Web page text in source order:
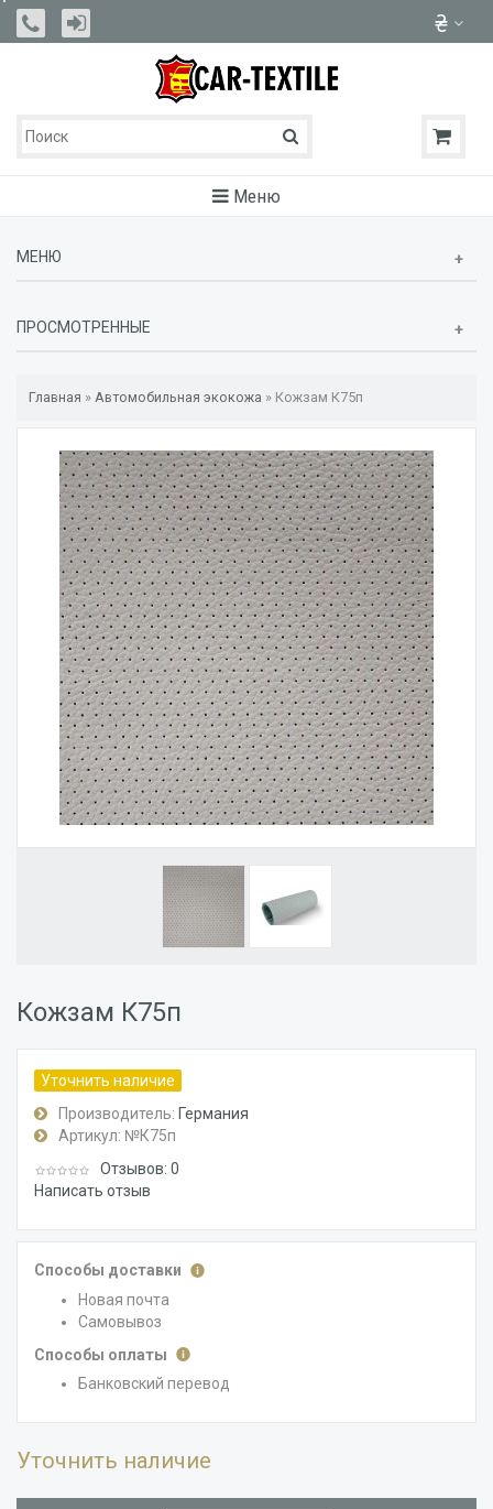
Меню
МЕНЮ
ПРОСМОТРЕННЫЕ
Главная » Автомобильная экокожа » Кожзам К75п
Кожзам К75п
Уточнить наличие
Производитель: Германия
Артикул: №К75п
Отзывов: 0
Написать отзыв
Способы доставки
Новая почта
Самовывоз
Способы оплаты
Банковский перевод
Уточнить наличие